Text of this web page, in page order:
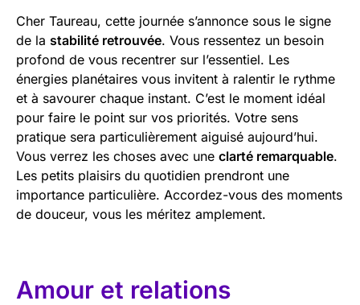
Cher Taureau, cette journée s’annonce sous le signe
de la stabilité retrouvée. Vous ressentez un besoin
profond de vous recentrer sur l’essentiel. Les
énergies planétaires vous invitent à ralentir le rythme
et à savourer chaque instant. C’est le moment idéal
pour faire le point sur vos priorités. Votre sens
pratique sera particulièrement aiguisé aujourd’hui.
Vous verrez les choses avec une clarté remarquable.
Les petits plaisirs du quotidien prendront une
importance particulière. Accordez-vous des moments
de douceur, vous les méritez amplement.
Amour et relations